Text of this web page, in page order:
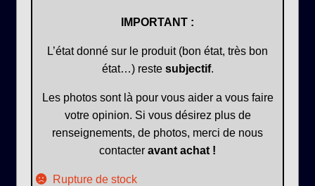
IMPORTANT :
L’état donné sur le produit (bon état, très bon
état…) reste subjectif.
Les photos sont là pour vous aider a vous faire
votre opinion. Si vous désirez plus de
renseignements, de photos, merci de nous
contacter avant achat !
Rupture de stock